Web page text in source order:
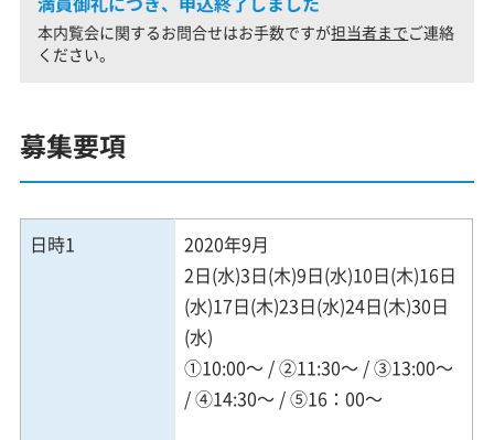
本内覧会に関するお問合せはお手数ですが担当者までご連絡
ください。
募集要項
日時1
2020年9月
2日(水)3日(木)9日(水)10日(木)16日
(水)17日(木)23日(水)24日(木)30日
(水)
①10:00～ / ②11:30～ / ③13:00～
/ ④14:30～ / ⑤16：00～